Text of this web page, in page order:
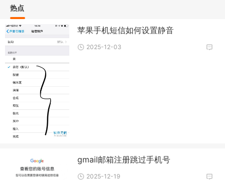
热点
苹果手机短信如何设置静音
2025-12-03
gmail邮箱注册跳过手机号
2025-12-19